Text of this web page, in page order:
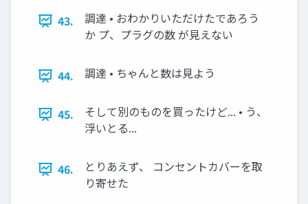
43.
調達 • おわかりいただけたであろう
か プ、プラグの数 が見えない
44. 調達 • ちゃんと数は見よう
45.
そして別のものを買ったけど... • う、
浮いとる...
46.
とりあえず、 コンセントカバーを取
り寄せた